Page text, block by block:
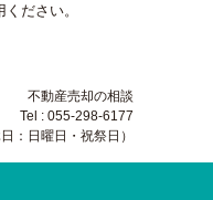
ださい。
不動産売却の相談
Tel : 055-298-6177
：日曜日・祝祭日）